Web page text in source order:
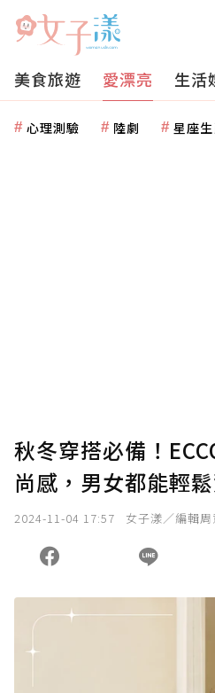
美食旅遊 愛漂亮 生活
心理測驗 陸劇 星座生
秋冬穿搭必備！
尚感，男女都能輕鬆
2024-11-04 17:57 女子漾／編輯周